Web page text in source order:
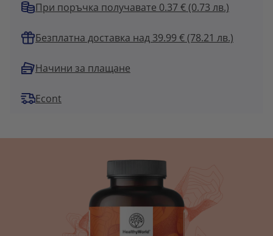
При поръчка получавате 0.37 €(0.73 лв.)
Безплатна доставка над 39.99 € (78.21 лв.)
Начини за плащане
Econt